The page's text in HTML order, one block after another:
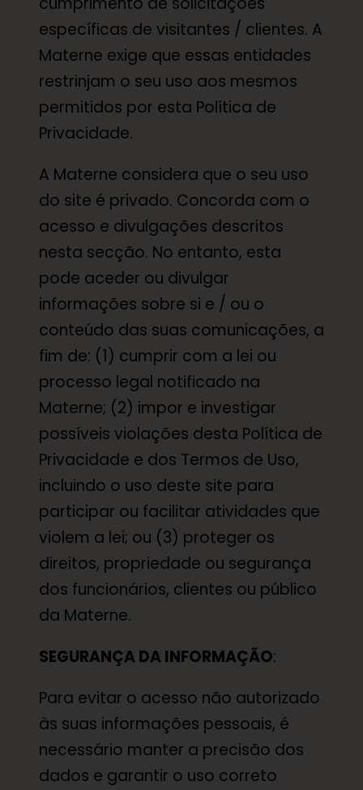
específicas de visitantes / clientes. A
Materne exige que essas entidades
restrinjam o seu uso aos mesmos
permitidos por esta Política de
Privacidade.
A Materne considera que o seu uso
do site é privado. Concorda com o
acesso e divulgações descritos
nesta secção. No entanto, esta
pode aceder ou divulgar
informações sobre si e / ou o
conteúdo das suas comunicações, a
fim de: (1) cumprir com a lei ou
processo legal notificado na
Materne; (2) impor e investigar
possíveis violações desta Política de
Privacidade e dos Termos de Uso,
incluindo o uso deste site para
participar ou facilitar atividades que
violem a lei; ou (3) proteger os
direitos, propriedade ou segurança
dos funcionários, clientes ou público
da Materne.
SEGURANÇA DA INFORMAÇÃO:
Para evitar o acesso não autorizado
às suas informações pessoais, é
necessário manter a precisão dos
dados e garantir o uso correto